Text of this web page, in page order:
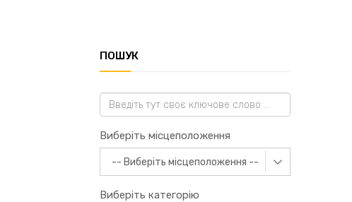
ПОШУК
Виберіть місцеположення
Виберіть категорію